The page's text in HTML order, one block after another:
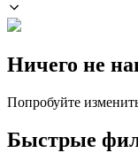
Ничего не
Попробуйте
Быстрые